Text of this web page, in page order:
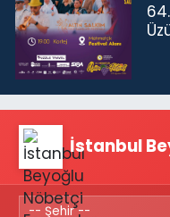
İstanbul